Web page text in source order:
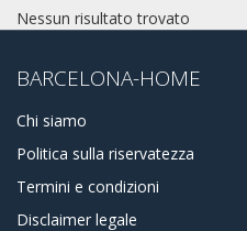
Nessun risultato trovato
BARCELONA-HOME
Chi siamo
Politica sulla riservatezza
Termini e condizioni
Disclaimer legale